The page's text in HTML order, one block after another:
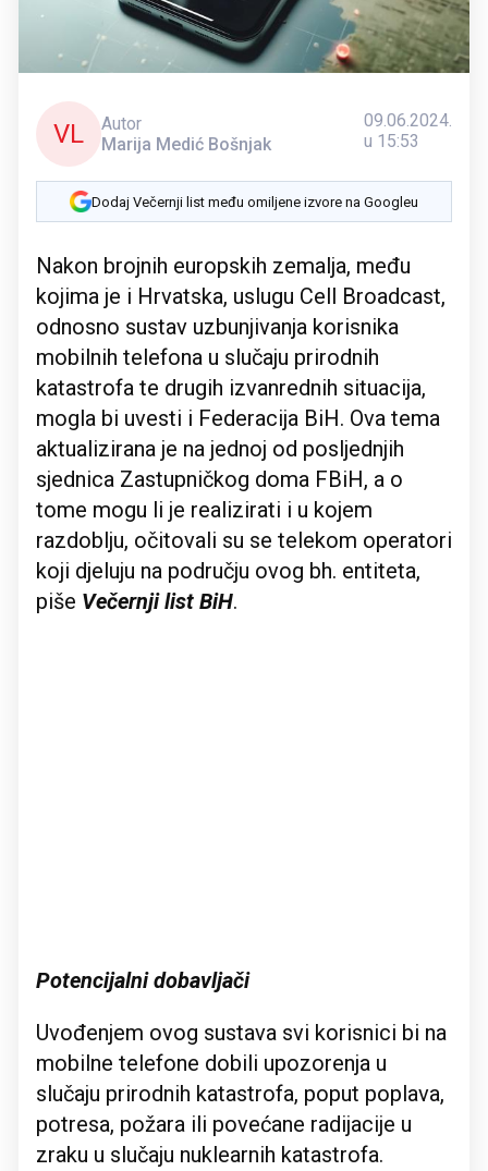
VL
Autor
Marija Medić Bošnjak
09.06.2024.
u 15:53
Dodaj Večernji list među omiljene izvore na Googleu
Nakon brojnih europskih zemalja, među
kojima je i Hrvatska, uslugu Cell Broadcast,
odnosno sustav uzbunjivanja korisnika
mobilnih telefona u slučaju prirodnih
katastrofa te drugih izvanrednih situacija,
mogla bi uvesti i Federacija BiH. Ova tema
aktualizirana je na jednoj od posljednjih
sjednica Zastupničkog doma FBiH, a o
tome mogu li je realizirati i u kojem
razdoblju, očitovali su se telekom operatori
koji djeluju na području ovog bh. entiteta,
piše Večernji list BiH.
Potencijalni dobavljači
Uvođenjem ovog sustava svi korisnici bi na
mobilne telefone dobili upozorenja u
slučaju prirodnih katastrofa, poput poplava,
potresa, požara ili povećane radijacije u
zraku u slučaju nuklearnih katastrofa.